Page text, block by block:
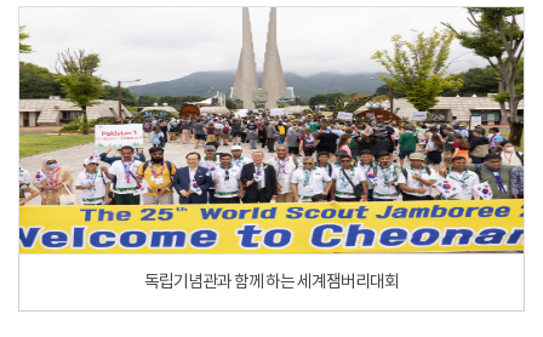
독립기념관과 함께 하는 세계잼버리대회